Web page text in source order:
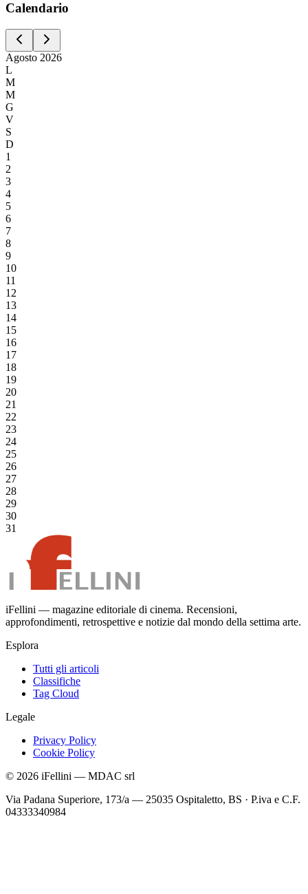
Calendario
Agosto 2026
L
M
M
G
V
S
D
1
2
3
4
5
6
7
8
9
10
11
12
13
14
15
16
17
18
19
20
21
22
23
24
25
26
27
28
29
30
31
iFellini — magazine editoriale di cinema. Recensioni,
approfondimenti, retrospettive e notizie dal mondo della settima arte.
Esplora
Tutti gli articoli
Classifiche
Tag Cloud
Legale
Privacy Policy
Cookie Policy
© 2026 iFellini — MDAC srl
Via Padana Superiore, 173/a — 25035 Ospitaletto, BS · P.iva e C.F.
04333340984